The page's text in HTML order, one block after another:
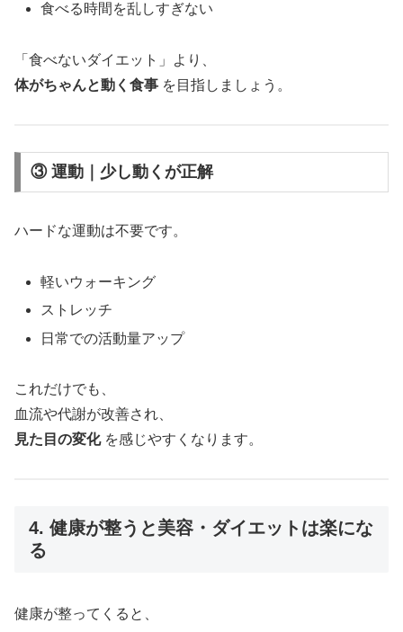
食べる時間を乱しすぎない
「食べないダイエット」より、
体がちゃんと動く食事 を目指しましょう。
③ 運動｜少し動くが正解
ハードな運動は不要です。
軽いウォーキング
ストレッチ
日常での活動量アップ
これだけでも、
血流や代謝が改善され、
見た目の変化を感じやすくなります。
4. 健康が整うと美容・ダイエットは楽にな
る
健康が整ってくると、